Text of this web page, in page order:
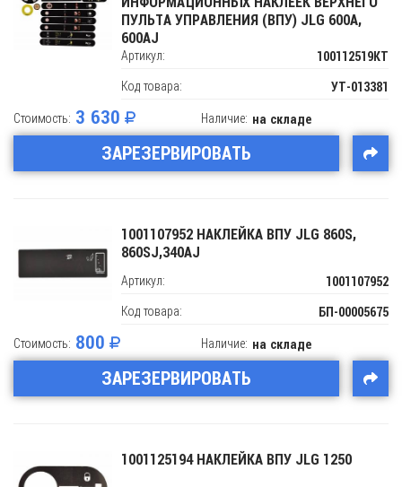
ПУЛЬТА УПРАВЛЕНИЯ (ВПУ) JLG 600A,
600AJ
Артикул:
100112519KT
Код товара: УТ-013381
Стоимость: 3 630
ЗАРЕЗЕРВИРОВАТЬ
Наличие: на складе
1001107952 НАКЛЕЙКА ВПУ JLG 860S,
860SJ,340AJ
Артикул:
1001107952
Код товара: БП-00005675
Стоимость: 800
ЗАРЕЗЕРВИРОВАТЬ
Наличие: на складе
1001125194 НАКЛЕЙКА ВПУ JLG 1250